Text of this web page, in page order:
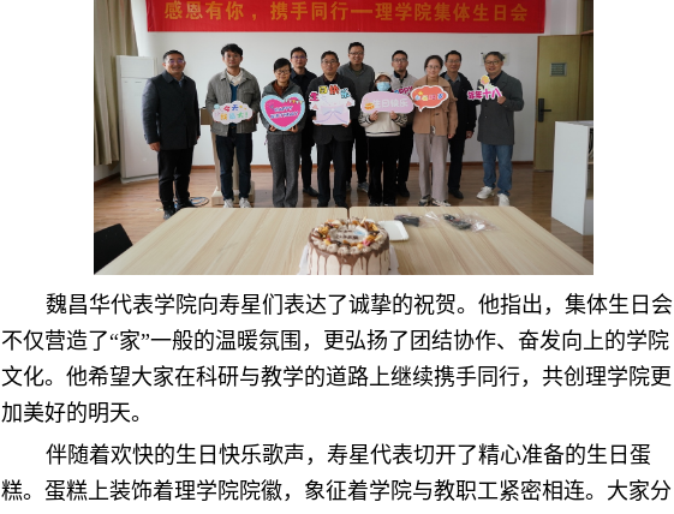
魏昌华代表学院向寿星们表达了诚挚的祝贺。他指出，集体生日会
不仅营造了“家”一般的温暖氛围，更弘扬了团结协作、奋发向上的学院
文化。他希望大家在科研与教学的道路上继续携手同行，共创理学院更
加美好的明天。
伴随着欢快的生日快乐歌声，寿星代表切开了精心准备的生日蛋
糕。蛋糕上装饰着理学院院徽，象征着学院与教职工紧密相连。大家分